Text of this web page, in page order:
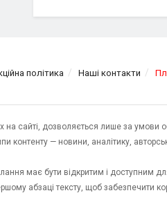
політика Наші контакти
на сайті, дозволяється лише за
— новини, аналітику, авторські
має бути відкритим і
абзаці тексту, щоб забезпечити